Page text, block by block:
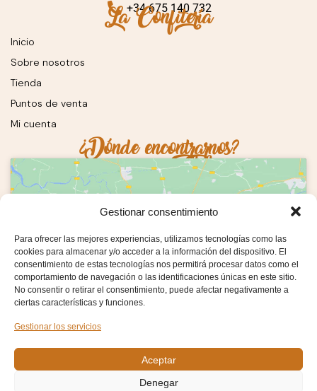
Gestionar consentimiento
Para ofrecer las mejores experiencias, utilizamos tecnologías como las
cookies para almacenar y/o acceder a la información del dispositivo. El
consentimiento de estas tecnologías nos permitirá procesar datos como el
comportamiento de navegación o las identificaciones únicas en este sitio.
No consentir o retirar el consentimiento, puede afectar negativamente a
ciertas características y funciones.
Gestionar los servicios
Aceptar
Denegar
+34 675 140 732
La Confitería
Inicio
Sobre nosotros
Tienda
Puntos de venta
Mi cuenta
¿Dónde encontrarnos?
Haz clic en «Estoy de acuerdo» para activar
Google maps
Estoy de acuerdo
C. Posito, 4, 47870 Tiedra, Valladolid